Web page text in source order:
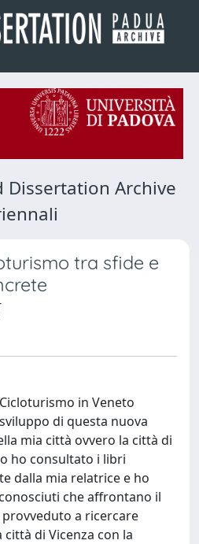
Dissertation Archive
tra sfide e
in Veneto
di questa nuova
mia città ovvero la città di
ho consultato i libri
dalla mia relatrice e ho
che affrontano il
a ricercare
di Vicenza con la